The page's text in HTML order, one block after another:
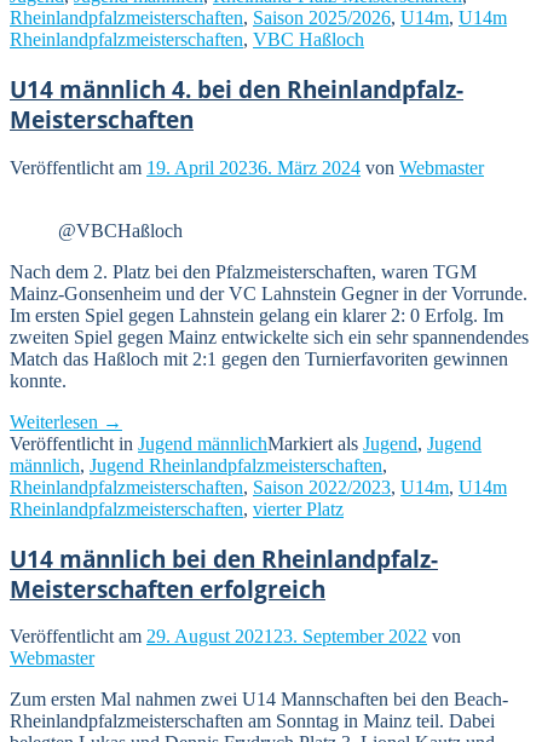
Rheinlandpfalzmeisterschaften, Saison 2025/2026, U14m, U14m
Rheinlandpfalzmeisterschaften, VBC Haßloch
U14 männlich 4. bei den Rheinlandpfalz-
Meisterschaften
Veröffentlicht am 19. April 20236. März 2024 von Webmaster
@VBCHaßloch
Nach dem 2. Platz bei den Pfalzmeisterschaften, waren TGM
Mainz-Gonsenheim und der VC Lahnstein Gegner in der Vorrunde.
Im ersten Spiel gegen Lahnstein gelang ein klarer 2: 0 Erfolg. Im
zweiten Spiel gegen Mainz entwickelte sich ein sehr spannendendes
Match das Haßloch mit 2:1 gegen den Turnierfavoriten gewinnen
konnte.
Weiterlesen „U14
männlich
4.
bei
den
Meisterschaften“
→
Veröffentlicht in Jugend männlichMarkiert als Jugend, Jugend
männlich, Jugend Rheinlandpfalzmeisterschaften,
Rheinlandpfalzmeisterschaften, Saison 2022/2023, U14m, U14m
Rheinlandpfalzmeisterschaften, vierter Platz
U14 männlich bei den Rheinlandpfalz-
Meisterschaften erfolgreich
Veröffentlicht am 29. August 2021 23. September 2022 von
Webmaster
Zum ersten Mal nahmen zwei U14 Mannschaften bei den Beach-
Rheinlandpfalzmeisterschaften am Sonntag in Mainz teil. Dabei